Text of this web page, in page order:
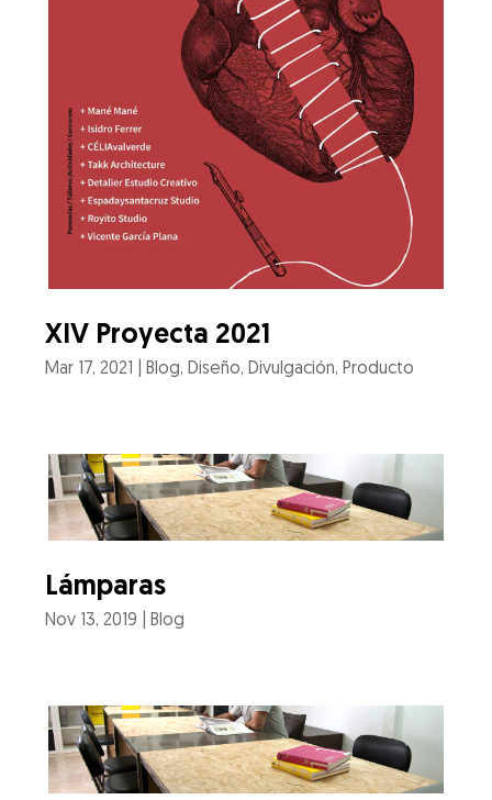
XIV Proyecta 2021
Mar 17, 2021 Blog, Diseño, Divulgación, Producto
Lámparas
Nov 13, 2019 Blog